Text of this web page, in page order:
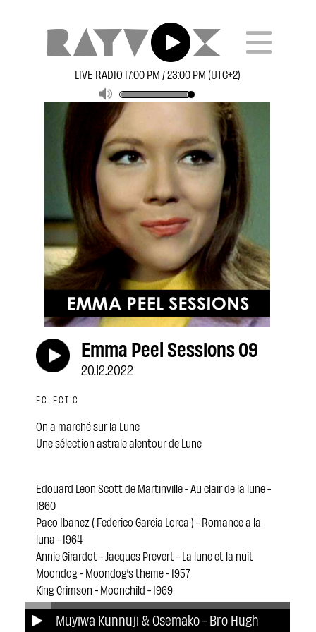
LIVE RADIO 17:00 PM / 23:00 PM (UTC+2)
Muyiwa Kunnuji & Osemako - Bro Hugh
Emma Peel Sessions 09
20.12.2022
ECLECTIC
On a marché sur la Lune
Une sélection astrale alentour de Lune
Edouard Leon Scott de Martinville - Au clair de la lune -
1860
Paco Ibanez ( Federico Garcia Lorca ) - Romance a la
luna - 1964
Annie Girardot - Jacques Prevert - La lune et la nuit
Moondog - Moondog’s theme - 1957
King Crimson - Moonchild - 1969
Elvis Presley - Blue Moon -1954
Audrey Hepburn - ( Henri Mancini ) - Moon River -1961